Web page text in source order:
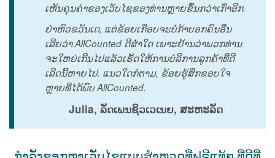
ເຫັນ​ຄຸນ​ຄ່າ​ຂອງ​ເວັບ​ໄຊ​ຂອງ​ທ່ານ​ຫຼາຍ​ຂຶ້ນ​ກວ່າ​ເກົ່າ​ອີກ.
ຢ່າ​ຫົວ​ຂວັນ​ເດ,​ ແຕ່​ຂ້ອຍ​ເກືອບ​ຈະ​ບໍ່​ກ້າ​ບອກ​ຄົນ​ອື່ນ​
ເລີຍ​ວ່າ​ AllCounted ດີ​ສ່ຳ​ໃດ​ ເພາະ​ຢ້ານ​ວ່າ​ພວກ​ທ່ານ​
ຈະ​ໃຫຍ່​ເກີນ​ໄປ​ແລ້ວ​ເຮັດ​ໃຫ້​ການ​ບໍ​ລິ​ການ​ລູກ​ຄ້າ​ທີ່​ດີ​
ເລີດ​ນີ້​ຫາຍ​ໄປ. ແນວ​ໃດ​ກໍ​ຕາມ,​ ຂ້ອຍ​ຮູ້​ສຶກ​ຂອບ​ໃຈ​
ຫຼາຍ​ທີ່​ໄດ້​ພົບ​ AllCounted.
Julia, ລັດ​ເພນ​ຊິວ​ເວ​ເນຍ, ສະ​ຫະ​ລັດ